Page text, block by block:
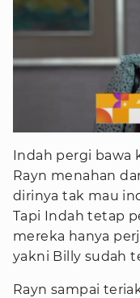
Indah pergi bawa
Rayn menahan
dirinya tak mau
Tapi Indah tetap
mereka hanya
yakni Billy sudah
Rayn sampai